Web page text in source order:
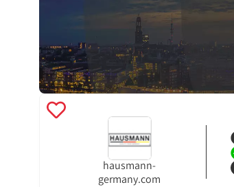
hausmann-
germany.com